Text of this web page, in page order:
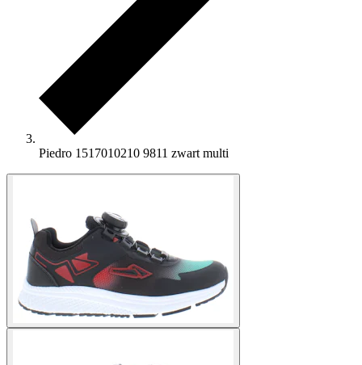
Piedro 1517010210 9811 zwart multi